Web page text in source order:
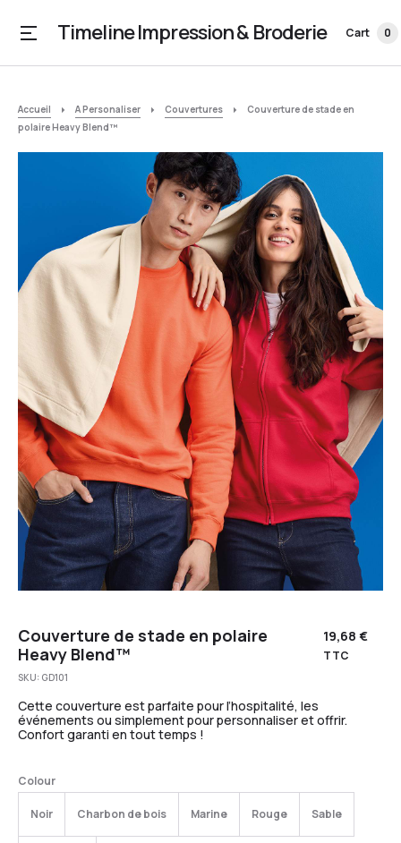
Timeline Impression & Broderie Cart 0
Accueil A Personaliser Couvertures
Couverture de stade en
polaire Heavy Blend™
Couverture de stade en polaire
Heavy Blend™
19,68€
TTC
SKU: GD101
Cette couverture est parfaite pour l’hospitalité, les
événements ou simplement pour personnaliser et offrir.
Confort garanti en tout temps !
Colour
Noir Charbon de bois Marine Rouge Sable